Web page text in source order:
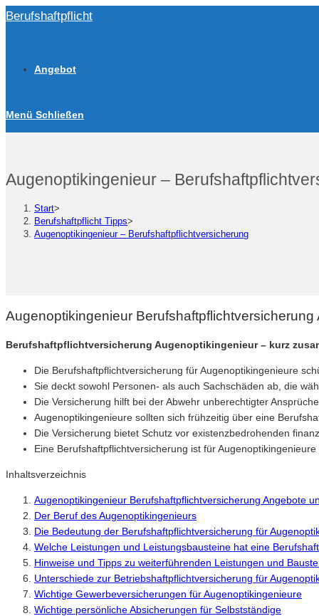
Zum
Berufshaftpflicht
Angebot
Menü Schließen
Augenoptikingenieur –
Start>
Berufshaftpflicht Tipps>
Augenoptikingenieur – Berufshaftpflichtversicherung
Augenoptikingenieur
Berufshaftpflichtversicherung Augenoptikingenieur – kurz
Die Berufshaftpflichtversicherung für Augenoptikingenieure
Sie deckt sowohl Personen- als auch Sachschäden ab, die
Die Versicherung hilft bei der Abwehr unberechtigter
Augenoptikingenieure sollten sich frühzeitig über eine
Die Versicherung bietet Schutz vor existenzbedrohenden
Eine Berufshaftpflichtversicherung ist für
Inhaltsverzeichnis
Augenoptikingenieur Berufshaftpflichtversicherung Angebote
Der Beruf des Augenoptikingenieurs
Die Bedeutung der Berufshaftpflichtversicherung für
Welche Leistungen und Leistungsbausteine hat eine
Hinweise und Tipps zu weiterführenden Leistungen und
Unterschiede zur Betriebshaftpflichtversicherung für
Wichtige Gewerbeversicherungen für Augenoptikingenieure
Wichtige persönliche Absicherungen für Selbstständige